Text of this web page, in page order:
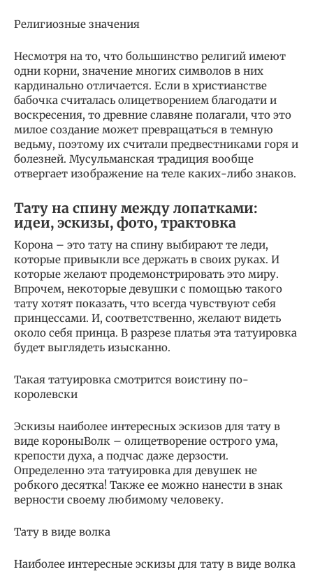
Религиозные значения
Несмотря на то, что большинство религий имеют
одни корни, значение многих символов в них
кардинально отличается. Если в христианстве
бабочка считалась олицетворением благодати и
воскресения, то древние славяне полагали, что это
милое создание может превращаться в темную
ведьму, поэтому их считали предвестниками горя и
болезней. Мусульманская традиция вообще
отвергает изображение на теле каких-либо знаков.
Тату на спину между лопатками:
идеи, эскизы, фото, трактовка
Корона – это тату на спину выбирают те леди,
которые привыкли все держать в своих руках. И
которые желают продемонстрировать это миру.
Впрочем, некоторые девушки с помощью такого
тату хотят показать, что всегда чувствуют себя
принцессами. И, соответственно, желают видеть
около себя принца. В разрезе платья эта татуировка
будет выглядеть изысканно.
Такая татуировка смотрится воистину по-
королевски
Эскизы наиболее интересных эскизов для тату в
виде короныВолк – олицетворение острого ума,
крепости духа, а подчас даже дерзости.
Определенно эта татуировка для девушек не
робкого десятка! Также ее можно нанести в знак
верности своему любимому человеку.
Тату в виде волка
Наиболее интересные эскизы для тату в виде волка